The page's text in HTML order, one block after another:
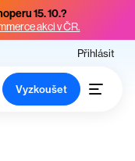
15. 10.?
akci v ČR.
Přihlásit
Vyzkoušet